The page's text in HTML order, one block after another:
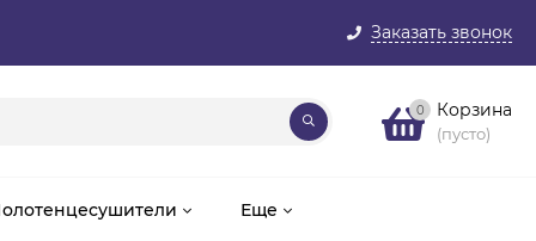
Заказать звонок
0 Корзина
(пусто)
Еще